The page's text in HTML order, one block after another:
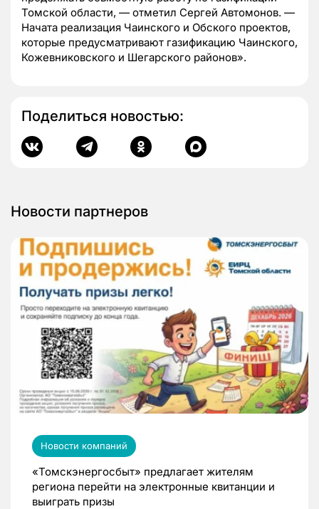
Томской области, — отметил Сергей Автомонов. —
Начата реализация Чаинского и Обского проектов,
которые предусматривают газификацию Чаинского,
Кожевниковского и Шегарского районов».
Поделиться новостью:
Новости партнеров
Новости компаний
«Томскэнергосбыт» предлагает жителям
региона перейти на электронные квитанции и
выиграть призы